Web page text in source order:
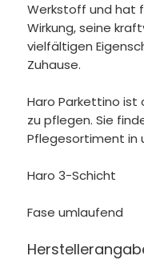
Werkstoff und hat
Wirkung, seine
vielfältigen
Zuhause.
Haro Parkettino ist
zu pflegen. Sie
Pflegesortiment in
Haro 3-Schicht
Fase umlaufend